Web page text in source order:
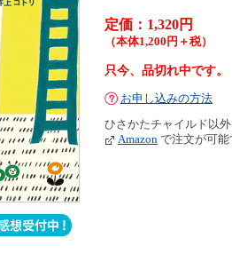
定価：1,320円
（本体1,200円＋税）
只今、品切れ中です。
お申し込みの方法
ひさかたチャイルド以
Amazon で注文が可能